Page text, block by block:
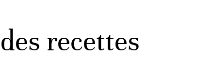
recettes